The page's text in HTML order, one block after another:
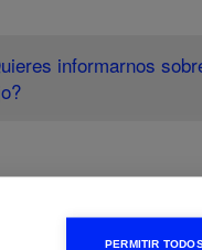
PERMITIR
informarnos